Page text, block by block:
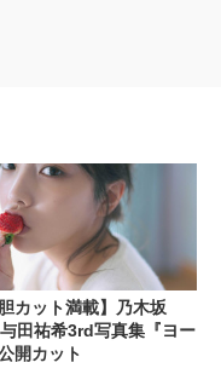
胆カット満載】乃木坂
田祐希3rd写真集『ヨー
開カット